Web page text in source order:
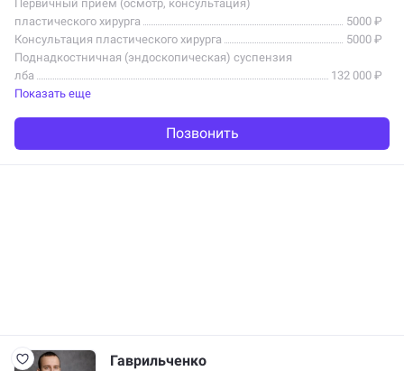
Первичный прием (осмотр, консультация)
пластического хирурга
5000 ₽
Консультация пластического хирурга
5000 ₽
Поднадкостничная (эндоскопическая) суспензия
лба
132 000 ₽
Показать еще
Позвонить
Гаврильченко